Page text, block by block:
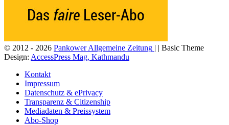
© 2012 - 2026 Pankower Allgemeine Zeitung | | Basic Theme
Design: AccessPress Mag, Kathmandu
Kontakt
Impressum
Datenschutz & ePrivacy
Transparenz & Citizenship
Mediadaten & Preissystem
Abo-Shop